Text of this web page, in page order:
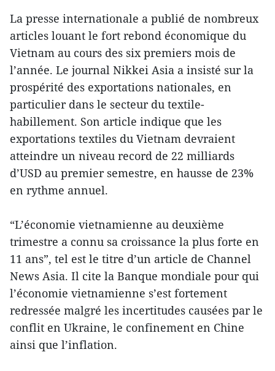
La presse internationale a publié de nombreux
articles louant le fort rebond économique du
Vietnam au cours des six premiers mois de
l’année. Le journal Nikkei Asia a insisté sur la
prospérité des exportations nationales, en
particulier dans le secteur du textile-
habillement. Son article indique que les
exportations textiles du Vietnam devraient
atteindre un niveau record de 22 milliards
d’USD au premier semestre, en hausse de 23%
en rythme annuel.
“L’économie vietnamienne au deuxième
trimestre a connu sa croissance la plus forte en
11 ans”, tel est le titre d’un article de Channel
News Asia. Il cite la Banque mondiale pour qui
l’économie vietnamienne s’est fortement
redressée malgré les incertitudes causées par le
conflit en Ukraine, le confinement en Chine
ainsi que l’inflation.